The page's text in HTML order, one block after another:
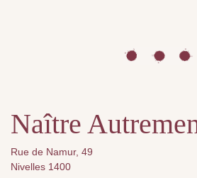
Naître
Rue de Namur, 49
Nivelles 1400